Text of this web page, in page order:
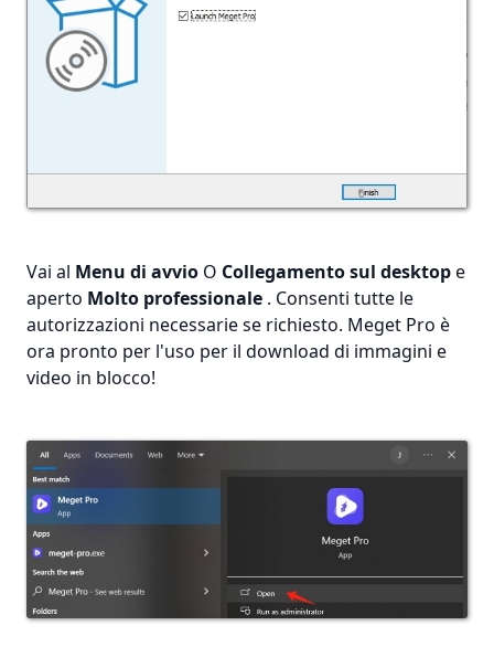
Vai al Menu di avvio O Collegamento sul desktope
aperto Molto professionale . Consenti tutte le
autorizzazioni necessarie se richiesto. Meget Pro è
ora pronto per l'uso per il download di immagini e
video in blocco!